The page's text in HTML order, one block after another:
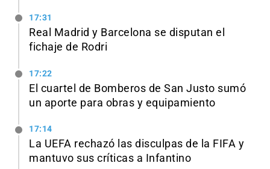
17:31
Real Madrid y Barcelona se disputan el
fichaje de Rodri
17:22
El cuartel de Bomberos de San Justo sumó
un aporte para obras y equipamiento
17:14
La UEFA rechazó las disculpas de la FIFA y
mantuvo sus críticas a Infantino